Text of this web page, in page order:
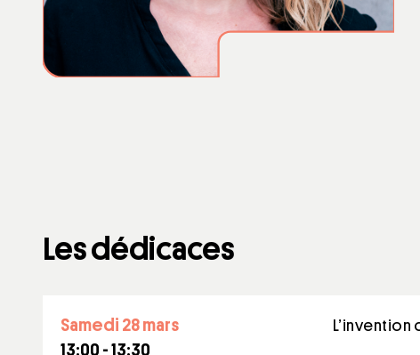
Les dédicaces
samedi 28 mars
13:00 - 13:30
L’invention